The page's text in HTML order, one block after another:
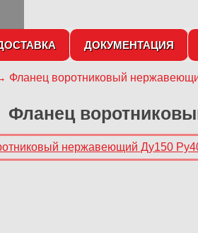
ДОКУМЕНТАЦИЯ
Фланец воротниковый
Фланец